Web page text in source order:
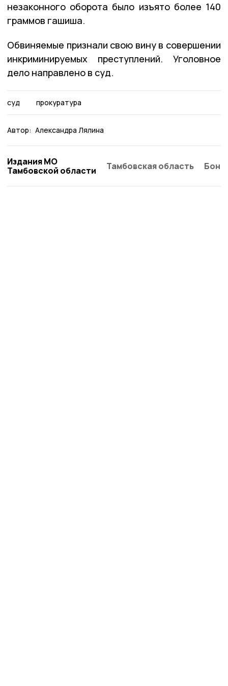
незаконного оборота было изъято более 140
граммов гашиша.
Обвиняемые признали свою вину в совершении
инкриминируемых преступлений. Уголовное
дело направлено в суд.
суд прокуратура
Автор: Александра Лялина
Издания МО
Тамбовской области
Тамбовская область